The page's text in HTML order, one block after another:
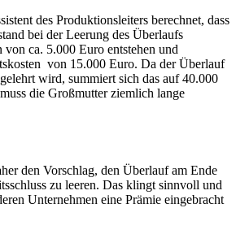
des Produktionsleiters berechnet, dass
bei der Leerung des Überlaufs
von ca. 5.000 Euro entstehen und
von 15.000 Euro. Da der Überlauf
wird, summiert sich das auf 40.000
die Großmutter ziemlich lange
den Vorschlag, den Überlauf am Ende
zu leeren. Das klingt sinnvoll und
Unternehmen eine Prämie eingebracht